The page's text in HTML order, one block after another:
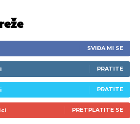
da vam se zahvalimo što ste
priču da živi, Redakcija
da vam se zahvalimo što ste
priču da živi, Redakcija
SVIĐA MI SE
PRATITE
PRATITE
PRETPLATITE SE